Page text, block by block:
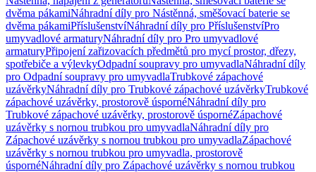
dvěma pákamiNáhradní díly pro Nástěnná, směšovací baterie se
dvěma pákamiPříslušenstvíNáhradní díly pro PříslušenstvíPro
umyvadlové armaturyNáhradní díly pro Pro umyvadlové
armaturyPřipojení zařizovacích předmětů pro mycí prostor, dřezy,
spotřebiče a výlevkyOdpadní soupravy pro umyvadlaNáhradní díly
pro Odpadní soupravy pro umyvadlaTrubkové zápachové
uzávěrkyNáhradní díly pro Trubkové zápachové uzávěrkyTrubkové
zápachové uzávěrky, prostorově úspornéNáhradní díly pro
Trubkové zápachové uzávěrky, prostorově úspornéZápachové
uzávěrky s nornou trubkou pro umyvadlaNáhradní díly pro
Zápachové uzávěrky s nornou trubkou pro umyvadlaZápachové
uzávěrky s nornou trubkou pro umyvadla, prostorově
úspornéNáhradní díly pro Zápachové uzávěrky s nornou trubkou